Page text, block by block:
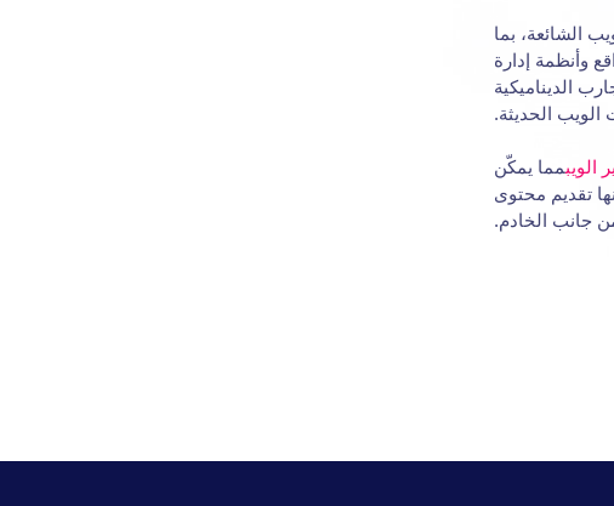
الشائعة، بما
وأنظمة إدارة
الديناميكية
الحديثة.
الويبمما يمكّن
تقديم محتوى
جانب الخادم.